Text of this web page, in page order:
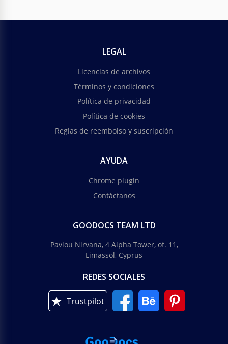
LEGAL
Licencias de archivos
Términos y condiciones
Política de privacidad
Política de cookies
Reglas de reembolso y suscripción
AYUDA
Chrome plugin
Contáctanos
GOODOCS TEAM LTD
Pavlou Nirvana, 4 Alpha Tower, of. 11,
Limassol, Cyprus
REDES SOCIALES
Trustpilot